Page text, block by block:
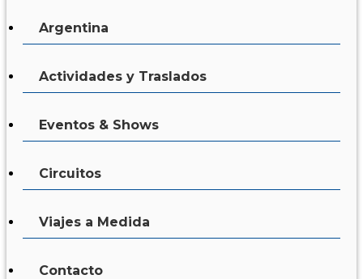
Argentina
Actividades y Traslados
Eventos & Shows
Circuitos
Viajes a Medida
Contacto